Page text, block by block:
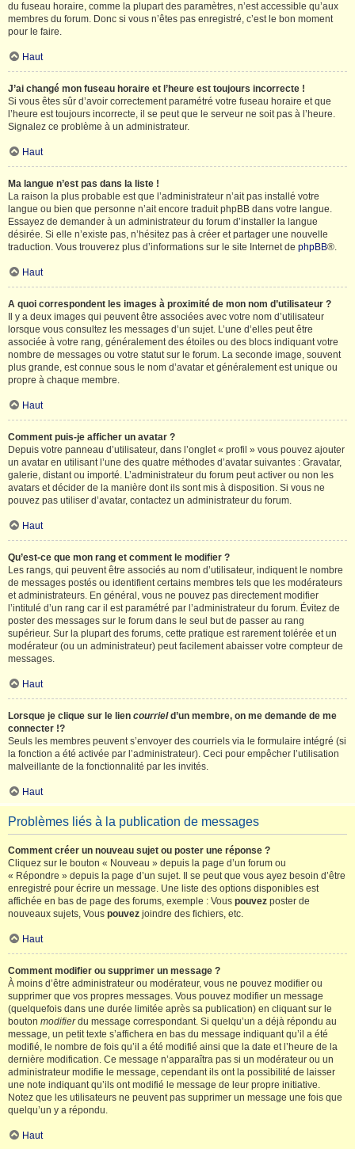
du fuseau horaire, comme la plupart des paramètres, n’est accessible qu’aux
membres du forum. Donc si vous n’êtes pas enregistré, c’est le bon moment
pour le faire.
Haut
J’ai changé mon fuseau horaire et l’heure est toujours incorrecte !
Si vous êtes sûr d’avoir correctement paramétré votre fuseau horaire et que
l’heure est toujours incorrecte, il se peut que le serveur ne soit pas à l’heure.
Signalez ce problème à un administrateur.
Haut
Ma langue n’est pas dans la liste !
La raison la plus probable est que l’administrateur n’ait pas installé votre
langue ou bien que personne n’ait encore traduit phpBB dans votre langue.
Essayez de demander à un administrateur du forum d’installer la langue
désirée. Si elle n’existe pas, n’hésitez pas à créer et partager une nouvelle
traduction. Vous trouverez plus d’informations sur le site Internet de phpBB®.
Haut
A quoi correspondent les images à proximité de mon nom d’utilisateur ?
Il y a deux images qui peuvent être associées avec votre nom d’utilisateur
lorsque vous consultez les messages d’un sujet. L’une d’elles peut être
associée à votre rang, généralement des étoiles ou des blocs indiquant votre
nombre de messages ou votre statut sur le forum. La seconde image, souvent
plus grande, est connue sous le nom d’avatar et généralement est unique ou
propre à chaque membre.
Haut
Comment puis-je afficher un avatar ?
Depuis votre panneau d’utilisateur, dans l’onglet « profil » vous pouvez ajouter
un avatar en utilisant l’une des quatre méthodes d’avatar suivantes : Gravatar,
galerie, distant ou importé. L’administrateur du forum peut activer ou non les
avatars et décider de la manière dont ils sont mis à disposition. Si vous ne
pouvez pas utiliser d’avatar, contactez un administrateur du forum.
Haut
Qu’est-ce que mon rang et comment le modifier ?
Les rangs, qui peuvent être associés au nom d’utilisateur, indiquent le nombre
de messages postés ou identifient certains membres tels que les modérateurs
et administrateurs. En général, vous ne pouvez pas directement modifier
l’intitulé d’un rang car il est paramétré par l’administrateur du forum. Évitez de
poster des messages sur le forum dans le seul but de passer au rang
supérieur. Sur la plupart des forums, cette pratique est rarement tolérée et un
modérateur (ou un administrateur) peut facilement abaisser votre compteur de
messages.
Haut
Lorsque je clique sur le lien courrield’un membre, on me demande de me
connecter !?
Seuls les membres peuvent s’envoyer des courriels via le formulaire intégré (si
la fonction a été activée par l’administrateur). Ceci pour empêcher l’utilisation
malveillante de la fonctionnalité par les invités.
Haut
Problèmes liés à la publication de messages
Comment créer un nouveau sujet ou poster une réponse ?
Cliquez sur le bouton « Nouveau » depuis la page d’un forum ou
« Répondre » depuis la page d’un sujet. Il se peut que vous ayez besoin d’être
enregistré pour écrire un message. Une liste des options disponibles est
affichée en bas de page des forums, exemple : Vous pouvez poster de
nouveaux sujets, Vous pouvez joindre des fichiers, etc.
Haut
Comment modifier ou supprimer un message ?
À moins d’être administrateur ou modérateur, vous ne pouvez modifier ou
supprimer que vos propres messages. Vous pouvez modifier un message
(quelquefois dans une durée limitée après sa publication) en cliquant sur le
bouton modifierdu message correspondant. Si quelqu’un a déjà répondu au
message, un petit texte s’affichera en bas du message indiquant qu’il a été
modifié, le nombre de fois qu’il a été modifié ainsi que la date et l’heure de la
dernière modification. Ce message n’apparaîtra pas si un modérateur ou un
administrateur modifie le message, cependant ils ont la possibilité de laisser
une note indiquant qu’ils ont modifié le message de leur propre initiative.
Notez que les utilisateurs ne peuvent pas supprimer un message une fois que
quelqu’un y a répondu.
Haut